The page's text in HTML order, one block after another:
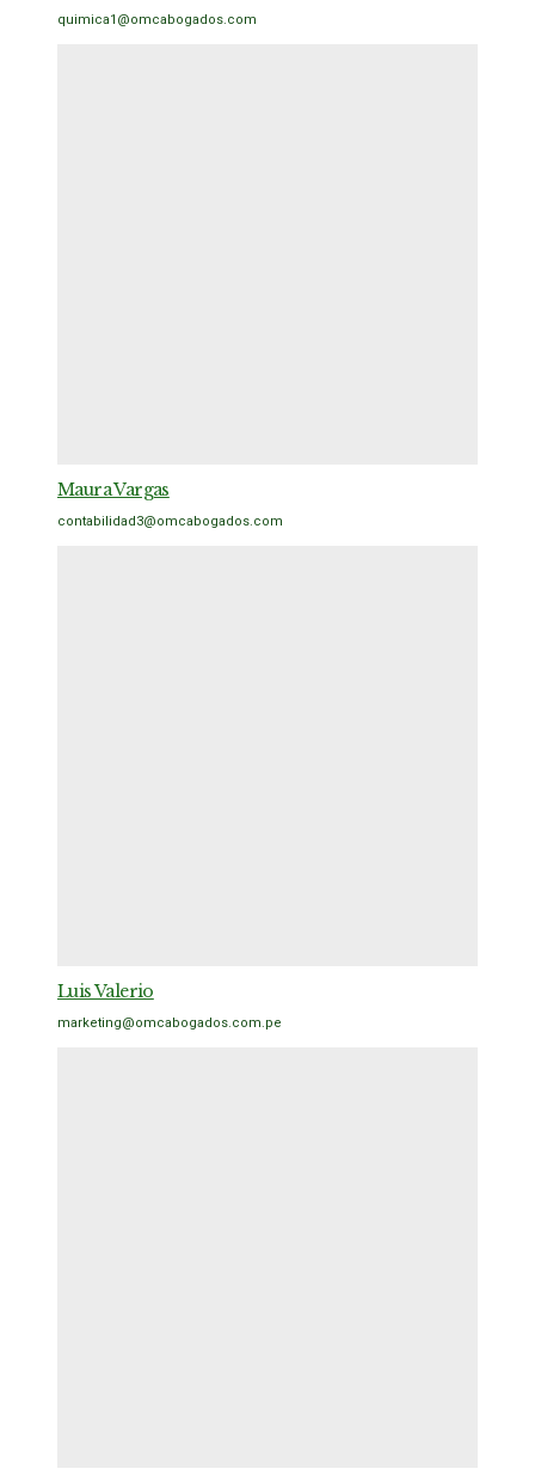
quimica1@omcabogados.com
Maura Vargas
contabilidad3@omcabogados.com
Luis Valerio
marketing@omcabogados.com.pe